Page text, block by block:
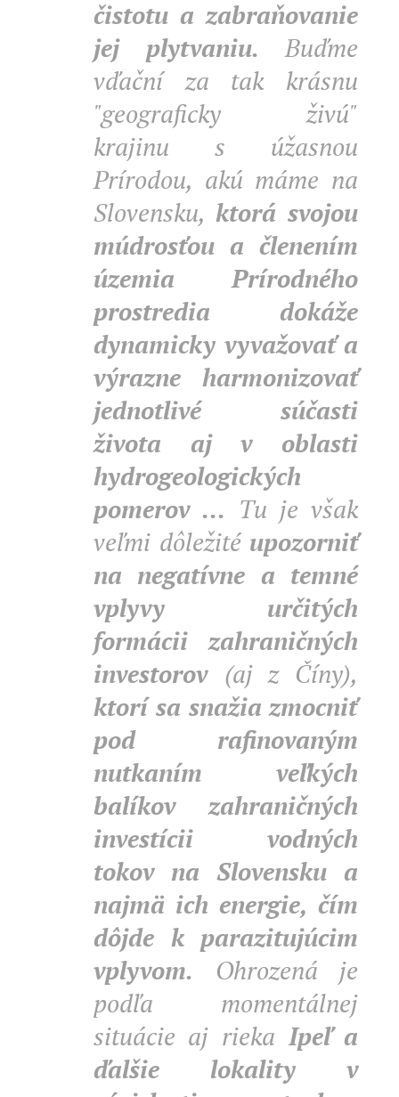
čistotu a zabraňovanie
jej plytvaniu.Buďme
vďační za tak krásnu
"geograficky živú"
krajinu s úžasnou
Prírodou, akú máme na
Slovensku, ktorá svojou
múdrosťou a členením
územia Prírodného
prostredia dokáže
dynamicky vyvažovať a
výrazne harmonizovať
jednotlivé súčasti
života aj v oblasti
hydrogeologických
pomerov ... Tu je však
veľmi dôležité upozorniť
na negatívne a temné
vplyvy určitých
formácii zahraničných
investorov (aj z Číny),
ktorí sa snažia zmocniť
pod rafinovaným
nutkaním veľkých
balíkov zahraničných
investícii vodných
tokov na Slovensku a
najmä ich energie, čím
dôjde k parazitujúcim
vplyvom. Ohrozená je
podľa momentálnej
situácie aj rieka Ipeľ a
ďalšie lokality v